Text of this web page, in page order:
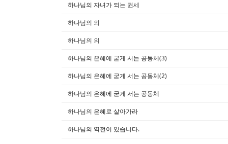
하나님의 자녀가 되는 권세
하나님의 의
하나님의 의
하나님의 은혜에 굳게 서는 공동체(3)
하나님의 은혜에 굳게 서는 공동체(2)
하나님의 은혜에 굳게 서는 공동체
하나님의 은혜로 살아가라
하나님의 역전이 있습니다.